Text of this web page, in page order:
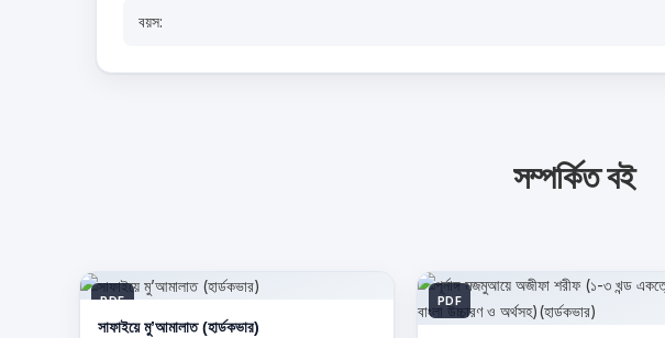
বয়স:
সম্পর্কিত বই
PDF
সাফাইয়ে মু’আমালাত (হার্ডকভার)
PDF